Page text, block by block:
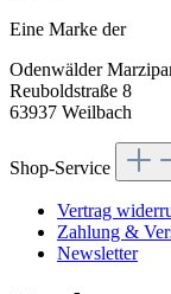
Eine Marke der
Odenwälder
Reuboldstraße 8
63937 Weilbach
Shop-Service
Vertrag
Zahlung &
Newsletter